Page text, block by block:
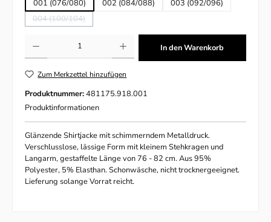
001 (076/080)
002 (084/088)
003 (092/096)
004 (100/104)(Diese Option ist zurzeit nicht verfügbar.)
In den Warenkorb
Zum Merkzettel hinzufügen
Produktnummer:481175.918.001
Produktinformationen
Glänzende Shirtjacke mit schimmerndem Metalldruck.
Verschlusslose, lässige Form mit kleinem Stehkragen und
Langarm, gestaffelte Länge von 76 - 82 cm. Aus 95%
Polyester, 5% Elasthan. Schonwäsche, nicht trocknergeeignet.
Lieferung solange Vorrat reicht.